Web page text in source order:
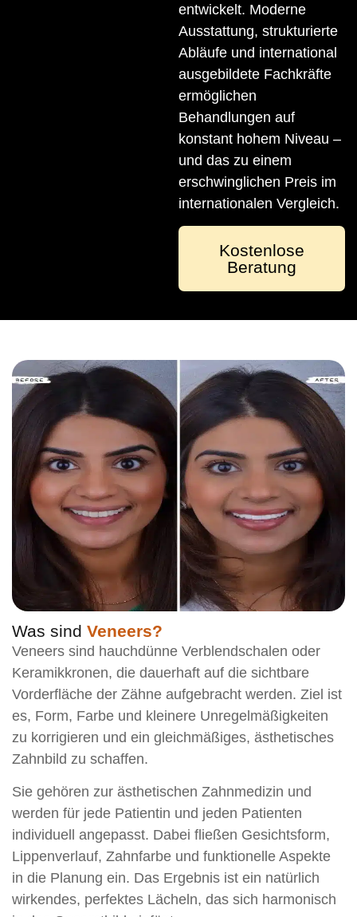
entwickelt. Moderne
Ausstattung, strukturierte
Abläufe und international
ausgebildete Fachkräfte
ermöglichen
Behandlungen auf
konstant hohem Niveau –
und das zu einem
erschwinglichen Preis im
internationalen Vergleich.
Kostenlose
Beratung
Was sind Veneers?
Veneers sind hauchdünne Verblendschalen oder
Keramikkronen, die dauerhaft auf die sichtbare
Vorderfläche der Zähne aufgebracht werden. Ziel ist
es, Form, Farbe und kleinere Unregelmäßigkeiten
zu korrigieren und ein gleichmäßiges, ästhetisches
Zahnbild zu schaffen.
Sie gehören zur ästhetischen Zahnmedizin und
werden für jede Patientin und jeden Patienten
individuell angepasst. Dabei fließen Gesichtsform,
Lippenverlauf, Zahnfarbe und funktionelle Aspekte
in die Planung ein. Das Ergebnis ist ein natürlich
wirkendes, perfektes Lächeln, das sich harmonisch